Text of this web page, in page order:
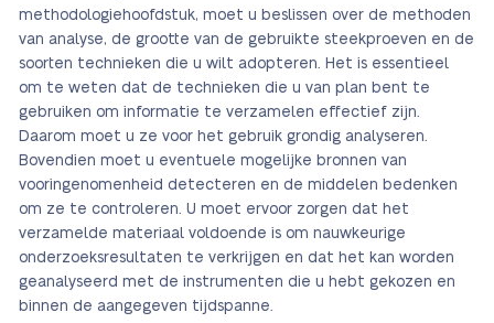
methodologiehoofdstuk, moet u beslissen over de methoden
van analyse, de grootte van de gebruikte steekproeven en de
soorten technieken die u wilt adopteren. Het is essentieel
om te weten dat de technieken die u van plan bent te
gebruiken om informatie te verzamelen effectief zijn.
Daarom moet u ze voor het gebruik grondig analyseren.
Bovendien moet u eventuele mogelijke bronnen van
vooringenomenheid detecteren en de middelen bedenken
om ze te controleren. U moet ervoor zorgen dat het
verzamelde materiaal voldoende is om nauwkeurige
onderzoeksresultaten te verkrijgen en dat het kan worden
geanalyseerd met de instrumenten die u hebt gekozen en
binnen de aangegeven tijdspanne.